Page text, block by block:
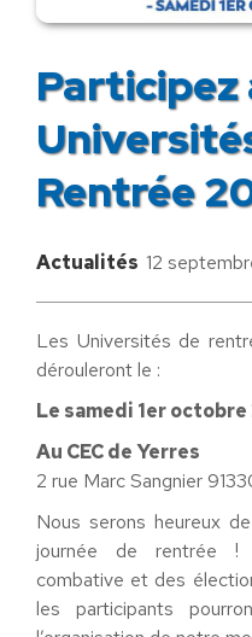
Participez
Rentrée
Actualités 12
Les Universités de
dérouleront le :
Le samedi 1er octobre
Au CEC de Yerres
2 rue Marc Sangnier
Nous serons heureux
journée de rentrée !
combative et des
les participants